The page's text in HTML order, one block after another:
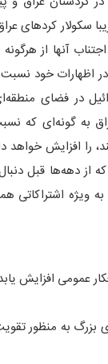
سکولار کردهای
آنها از
اظهارات خود
در فضای
عراق به گونه‌ای که
را افزایش خواهد
از دهه‌ها قبل
ویژه
به منظور